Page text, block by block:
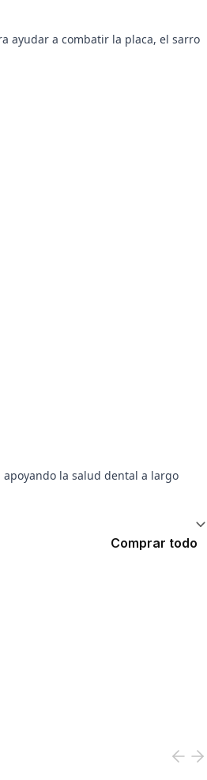
ayudar a combatir la placa, el sarro
la salud dental a largo
Comprar todo